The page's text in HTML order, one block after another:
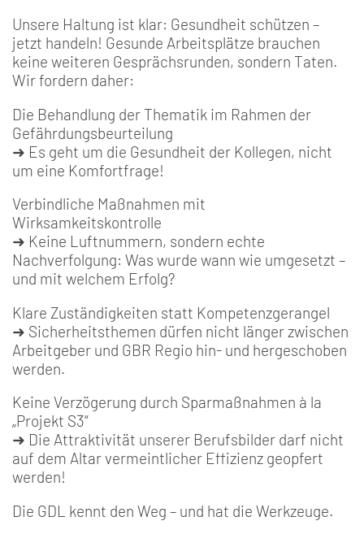
Unsere Haltung ist klar: Gesundheit schützen –
jetzt handeln! Gesunde Arbeitsplätze brauchen
keine weiteren Gesprächsrunden, sondern Taten.
Wir fordern daher:
Die Behandlung der Thematik im Rahmen der
Gefährdungsbeurteilung
➜ Es geht um die Gesundheit der Kollegen, nicht
um eine Komfortfrage!
Verbindliche Maßnahmen mit
Wirksamkeitskontrolle
➜ Keine Luftnummern, sondern echte
Nachverfolgung: Was wurde wann wie umgesetzt –
und mit welchem Erfolg?
Klare Zuständigkeiten statt Kompetenzgerangel
➜ Sicherheitsthemen dürfen nicht länger zwischen
Arbeitgeber und GBR Regio hin- und hergeschoben
werden.
Keine Verzögerung durch Sparmaßnahmen à la
„Projekt S3“
➜ Die Attraktivität unserer Berufsbilder darf nicht
auf dem Altar vermeintlicher Effizienz geopfert
werden!
Die GDL kennt den Weg – und hat die Werkzeuge.